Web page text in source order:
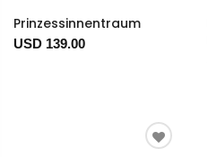
Prinzessinnentraum
USD 139.00